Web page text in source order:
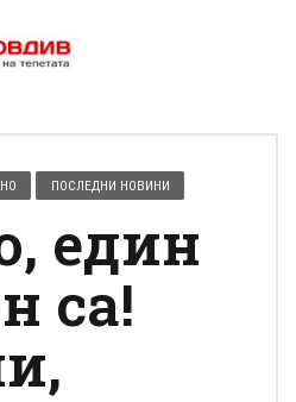
ПОСЛЕДНИ НОВИНИ
един
са!